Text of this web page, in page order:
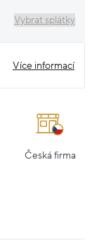
Vybrat splátky
Více informací
Česká firma